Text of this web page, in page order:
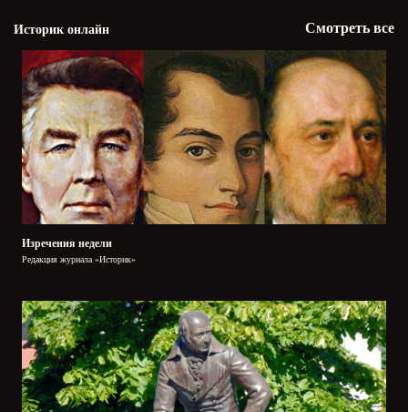
Историк онлайн Смотреть все
Изречения недели
Редакция журнала «Историк»